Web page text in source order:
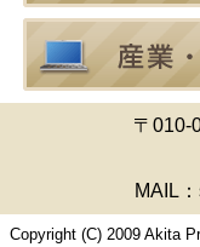
2026年08月01
2026年08月01
乳幼児・青少年
2026年08月01
乳幼児・青少
2026年08月01
工房雑がみラ
2026年08月01
子どもの読書
行こう－みん
〒010-
MAIL
Copyright (C) 2009 Akita